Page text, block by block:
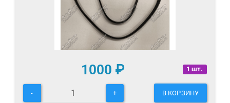
1 шт.
1000 ₽
- + В КОРЗИНУ